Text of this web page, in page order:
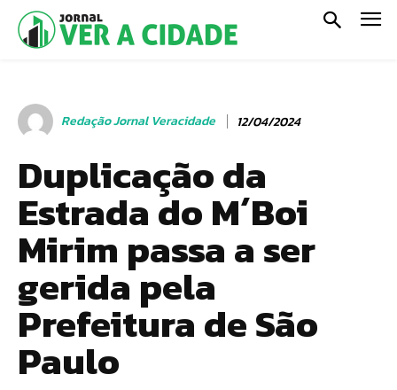
Redação Jornal Veracidade 12/04/2024
Duplicação da
Estrada do M´Boi
Mirim passa a ser
gerida pela
Prefeitura de São
Paulo